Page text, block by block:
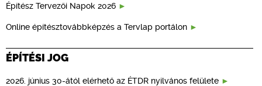
Építész Tervezői Napok 2026
Online építésztovábbképzés a Tervlap portálon
ÉPÍTÉSI JOG
2026. június 30-ától elérhető az ÉTDR nyilvános felülete